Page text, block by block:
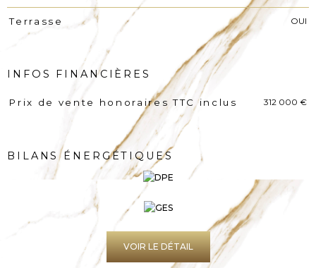
Terrasse OUI
INFOS FINANCIÈRES
Caractéristiques Valeurs
Prix de vente honoraires TTC inclus 312 000 €
BILANS ÉNERGÉTIQUES
VOIR LE DÉTAIL